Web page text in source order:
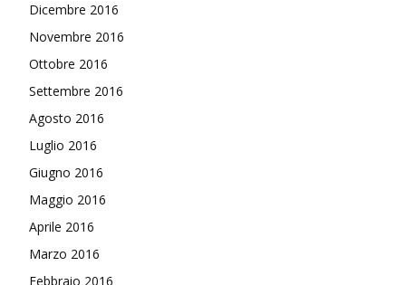
Dicembre 2016
Novembre 2016
Ottobre 2016
Settembre 2016
Agosto 2016
Luglio 2016
Giugno 2016
Maggio 2016
Aprile 2016
Marzo 2016
Febbraio 2016